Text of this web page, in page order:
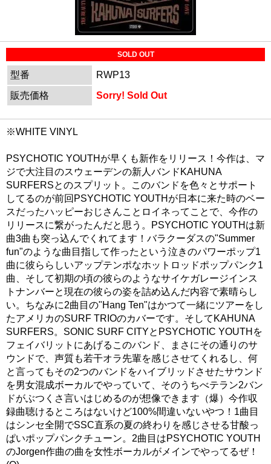
SOLD OUT
型番
RWP13
販売価格
Sorry! Sold Out
※WHITE VINYL
PSYCHOTIC YOUTHが早くも新作をリリース！今作は、マ
ジで大注目のスウェーデンの新人バンドKAHUNA
SURFERSとのスプリット。このバンドを色々とサポート
してるのが前回PSYCHOTIC YOUTHが日本に来た時のベー
スだったハッピーおじさんことロイネってことで、今作の
リリースに繋がったんだと思う。PSYCHOTIC YOUTHは新
曲3曲も突っ込んでくれてます！バラクーダスの"Summer
fun"のような曲目指して作ったという泣きのパワーポップ1
曲に彼ららしいアップテンポなホットロッドポップパンク1
曲、そして初期の頃の彼らのようなサイケガレージインス
トナンバーと現在の彼らの姿を詰め込んだ内容で素晴らし
い。ちなみに2曲目の"Hang Ten"はかつて一緒にツアーをし
たアメリカのSURF TRIOのカバーです。そしてKAHUNA
SURFERS。SONIC SURF CITYとPSYCHOTIC YOUTHを
フェイバリットにあげるこのバンド、まさにその通りのサ
ウンドで、声質も若干オラ先輩を感じさせてくれるし、何
と言ってもその2つのバンドをハイブリッドさせたサウンド
を男女混成ボーカルでやっていて、そのうちべテラン2バン
ドがぶつくさ言いはじめるのが想像できます（爆）今作収
録曲聴けるところはないけど100%間違いないやつ！1曲目
はシンセ全開でSSC直系の夏の終わりを感じさせる甘酸っ
ぱいポップパンクチューン。2曲目はPSYCHOTIC YOUTH
のJorgen作曲の曲を女性ボーカルがメインでやってるぜ！